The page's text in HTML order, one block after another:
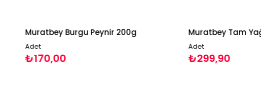
Muratbey Burgu Peynir 200g
Adet
₺170,00
Adet
₺299,90